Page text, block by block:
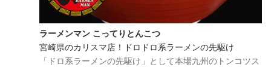
ラーメンマン こってりとんこつ
宮崎県のカリスマ店！ドロドロ系ラーメンの先駆け
「ドロ系ラーメンの先駆け」として本場九州のトンコツス